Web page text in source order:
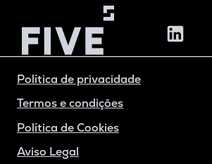
Política de privacidade
Termos e condições
Política de Cookies
Aviso Legal